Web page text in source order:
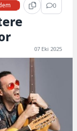
Haberler 0
07 Eki 2025